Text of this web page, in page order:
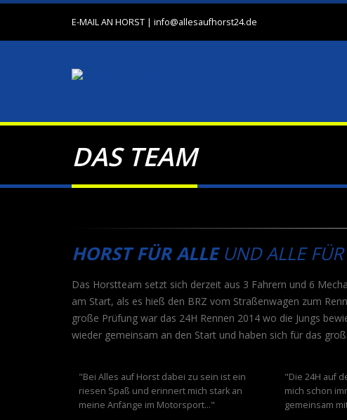
E-MAIL AN HORST | info@allesaufhorst24.de
DAS TEAM
HORST FÜR ALLEUND ALLE
Das Horstteam setzt sich derzeit aus 3 Fahrern und 6
am Start, als es hieß den BRZ vom Straßenwagen zum
große Prüfung war das 24H Rennen 2014 wo die Jungs
wieder gemeinsam an den Start und haben sich für das
ARMIN
"Bei Alles auf Horst dabei zu sein ist ein
riesen Spaß und erinnert mich stark an
meine Anfänge im Motorsport…"
LUTZ
"Die 24H auf
mich schon
gemeinsam